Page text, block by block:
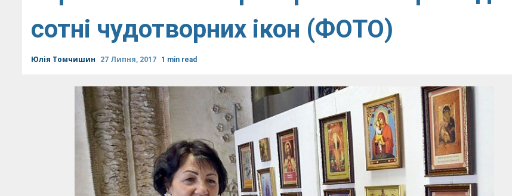
сотні чудотворних ікон (ФОТО)
Юлія Томчишин 27 Липня, 2017 1 min read